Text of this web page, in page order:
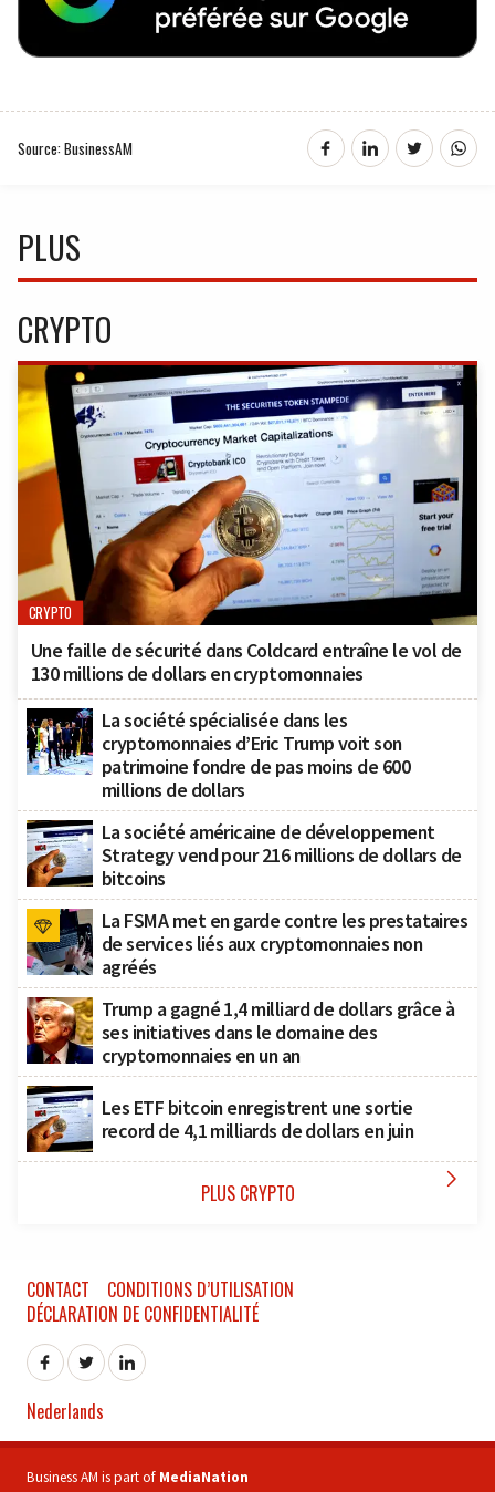
Source: BusinessAM
PLUS
CRYPTO
CRYPTO
Une faille de sécurité dans Coldcard entraîne le vol de
130 millions de dollars en cryptomonnaies
La société spécialisée dans les
cryptomonnaies d’Eric Trump voit son
patrimoine fondre de pas moins de 600
millions de dollars
La société américaine de développement
Strategy vend pour 216 millions de dollars de
bitcoins
La FSMA met en garde contre les prestataires
de services liés aux cryptomonnaies non
agréés
Trump a gagné 1,4 milliard de dollars grâce à
ses initiatives dans le domaine des
cryptomonnaies en un an
Les ETF bitcoin enregistrent une sortie
record de 4,1 milliards de dollars en juin
PLUS CRYPTO 
CONTACT
CONDITIONS D’UTILISATION
DÉCLARATION DE CONFIDENTIALITÉ
Nederlands
Business AM is part of MediaNation